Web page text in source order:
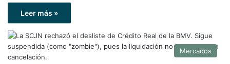
Leer más »
Mercados